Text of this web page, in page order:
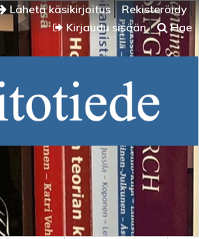
Lähetä käsikirjoitus
Rekisteröidy
Kirjaudu sisään
Hae